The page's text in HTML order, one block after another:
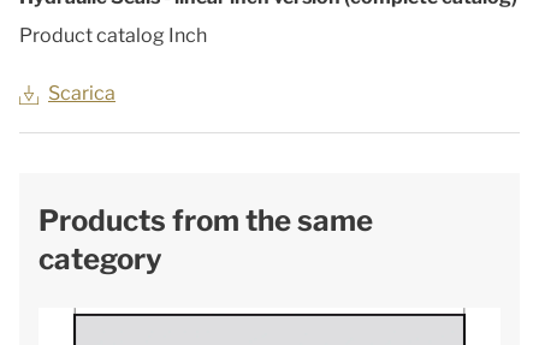
Product catalog Inch
Scarica
Products from the same
category